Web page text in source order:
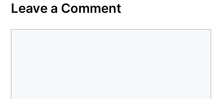
Leave a Comment